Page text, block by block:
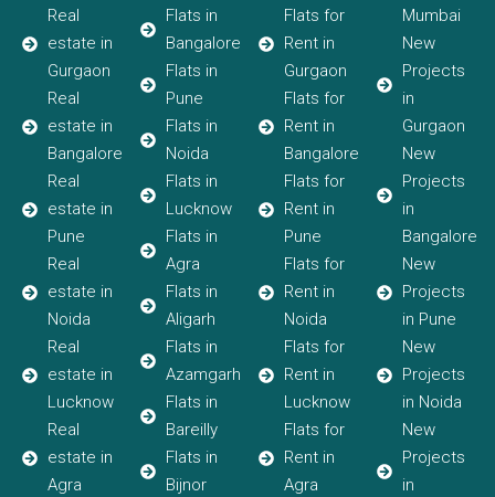
Real
estate in
Gurgaon
Real
estate in
Bangalore
Real
estate in
Pune
Real
estate in
Noida
Real
estate in
Lucknow
Real
estate in
Agra
Flats in
Bangalore
Flats in
Pune
Flats in
Noida
Flats in
Lucknow
Flats in
Agra
Flats in
Aligarh
Flats in
Azamgarh
Flats in
Bareilly
Flats in
Bijnor
Flats for
Rent in
Gurgaon
Flats for
Rent in
Bangalore
Flats for
Rent in
Pune
Flats for
Rent in
Noida
Flats for
Rent in
Lucknow
Flats for
Rent in
Agra
Mumbai
New
Projects
in
Gurgaon
New
Projects
in
Bangalore
New
Projects
in Pune
New
Projects
in Noida
New
Projects
in